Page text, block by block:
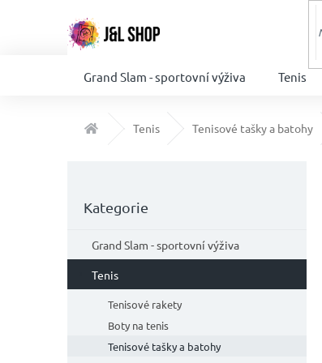
Grand Slam - sportovní výživa Tenis
Domů Tenis Tenisové tašky a batohy
a
n
kategorie
Kategorie
Grand Slam - sportovní výživa
Tenis
Tenisové rakety
Boty na tenis
Tenisové tašky a batohy